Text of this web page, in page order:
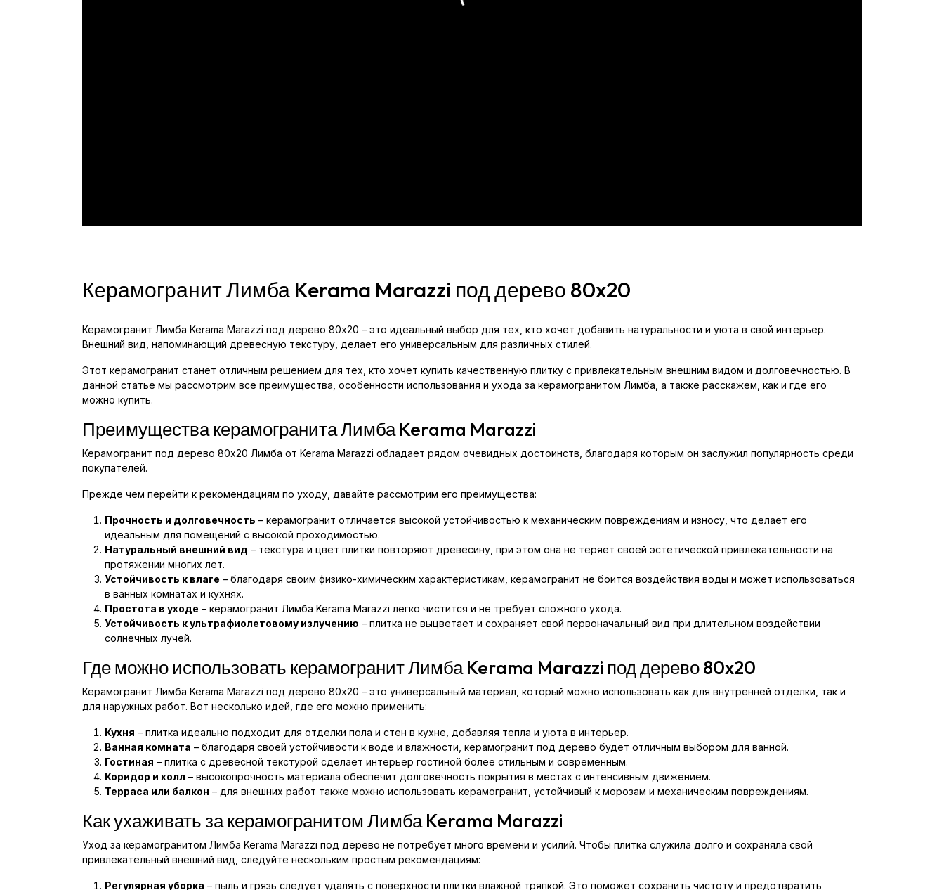
Керамогранит Лимба Kerama Marazzi под дерево 80x20
Керамогранит Лимба Kerama Marazzi под дерево 80x20 – это идеальный выбор для тех, кто хочет добавить натуральности и уюта в свой интерьер.
Внешний вид, напоминающий древесную текстуру, делает его универсальным для различных стилей.
Этот керамогранит станет отличным решением для тех, кто хочет купить качественную плитку с привлекательным внешним видом и долговечностью. В
данной статье мы рассмотрим все преимущества, особенности использования и ухода за керамогранитом Лимба, а также расскажем, как и где его
можно купить.
Преимущества керамогранита Лимба Kerama Marazzi
Керамогранит под дерево 80x20 Лимба от Kerama Marazzi обладает рядом очевидных достоинств, благодаря которым он заслужил популярность среди
покупателей.
Прежде чем перейти к рекомендациям по уходу, давайте рассмотрим его преимущества:
Прочность и долговечность – керамогранит отличается высокой устойчивостью к механическим повреждениям и износу, что делает его
идеальным для помещений с высокой проходимостью.
Натуральный внешний вид – текстура и цвет плитки повторяют древесину, при этом она не теряет своей эстетической привлекательности на
протяжении многих лет.
Устойчивость к влаге – благодаря своим физико-химическим характеристикам, керамогранит не боится воздействия воды и может использоваться
в ванных комнатах и кухнях.
Простота в уходе – керамогранит Лимба Kerama Marazzi легко чистится и не требует сложного ухода.
Устойчивость к ультрафиолетовому излучению – плитка не выцветает и сохраняет свой первоначальный вид при длительном воздействии
солнечных лучей.
Где можно использовать керамогранит Лимба Kerama Marazzi под дерево 80x20
Керамогранит Лимба Kerama Marazzi под дерево 80x20 – это универсальный материал, который можно использовать как для внутренней отделки, так и
для наружных работ. Вот несколько идей, где его можно применить:
Кухня – плитка идеально подходит для отделки пола и стен в кухне, добавляя тепла и уюта в интерьер.
Ванная комната – благодаря своей устойчивости к воде и влажности, керамогранит под дерево будет отличным выбором для ванной.
Гостиная – плитка с древесной текстурой сделает интерьер гостиной более стильным и современным.
Коридор и холл – высокопрочность материала обеспечит долговечность покрытия в местах с интенсивным движением.
Терраса или балкон – для внешних работ также можно использовать керамогранит, устойчивый к морозам и механическим повреждениям.
Как ухаживать за керамогранитом Лимба Kerama Marazzi
Уход за керамогранитом Лимба Kerama Marazzi под дерево не потребует много времени и усилий. Чтобы плитка служила долго и сохраняла свой
привлекательный внешний вид, следуйте нескольким простым рекомендациям:
Регулярная уборка – пыль и грязь следует удалять с поверхности плитки влажной тряпкой. Это поможет сохранить чистоту и предотвратить